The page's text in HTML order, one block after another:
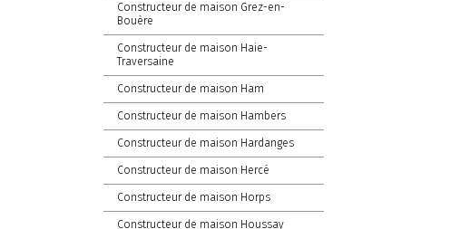
Constructeur de maison Grez-en-
Bouère
Constructeur de maison Haie-
Traversaine
Constructeur de maison Ham
Constructeur de maison Hambers
Constructeur de maison Hardanges
Constructeur de maison Hercé
Constructeur de maison Horps
Constructeur de maison Houssay